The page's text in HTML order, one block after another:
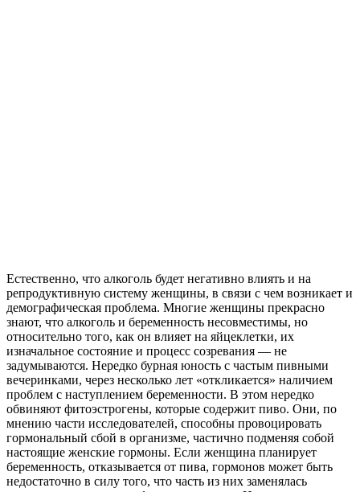
Естественно, что алкоголь будет негативно влиять и на
репродуктивную систему женщины, в связи с чем возникает и
демографическая проблема. Многие женщины прекрасно
знают, что алкоголь и беременность несовместимы, но
относительно того, как он влияет на яйцеклетки, их
изначальное состояние и процесс созревания — не
задумываются. Нередко бурная юность с частым пивными
вечеринками, через несколько лет «откликается» наличием
проблем с наступлением беременности. В этом нередко
обвиняют фитоэстрогены, которые содержит пиво. Они, по
мнению части исследователей, способны провоцировать
гормональный сбой в организме, частично подменяя собой
настоящие женские гормоны. Если женщина планирует
беременность, отказывается от пива, гормонов может быть
недостаточно в силу того, что часть из них заменялась